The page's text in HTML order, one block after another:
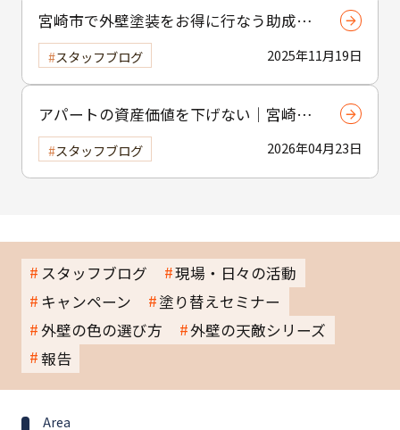
宮崎市で外壁塗装をお得に行なう助成金
制度の活用方法
2025年11月19日
スタッフブログ
アパートの資産価値を下げない｜宮崎市
の賃貸物件塗装のポイント
2026年04月23日
スタッフブログ
スタッフブログ
現場・日々の活動
キャンペーン
塗り替えセミナー
外壁の色の選び方
外壁の天敵シリーズ
報告
Area